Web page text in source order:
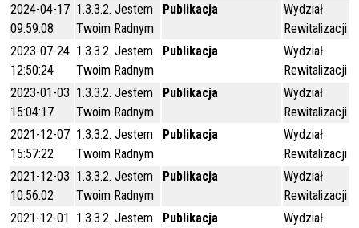
2024-04-17
09:59:08
1.3.3.2. Jestem
Twoim Radnym
Publikacja
Wydział
Rewitalizacji
2023-07-24
12:50:24
1.3.3.2. Jestem
Twoim Radnym
Publikacja
Wydział
Rewitalizacji
2023-01-03
15:04:17
1.3.3.2. Jestem
Twoim Radnym
Publikacja
Wydział
Rewitalizacji
2021-12-07
15:57:22
1.3.3.2. Jestem
Twoim Radnym
Publikacja
Wydział
Rewitalizacji
2021-12-03
10:56:02
1.3.3.2. Jestem
Twoim Radnym
Publikacja
Wydział
Rewitalizacji
2021-12-01 1.3.3.2. Jestem
Publikacja
Wydział